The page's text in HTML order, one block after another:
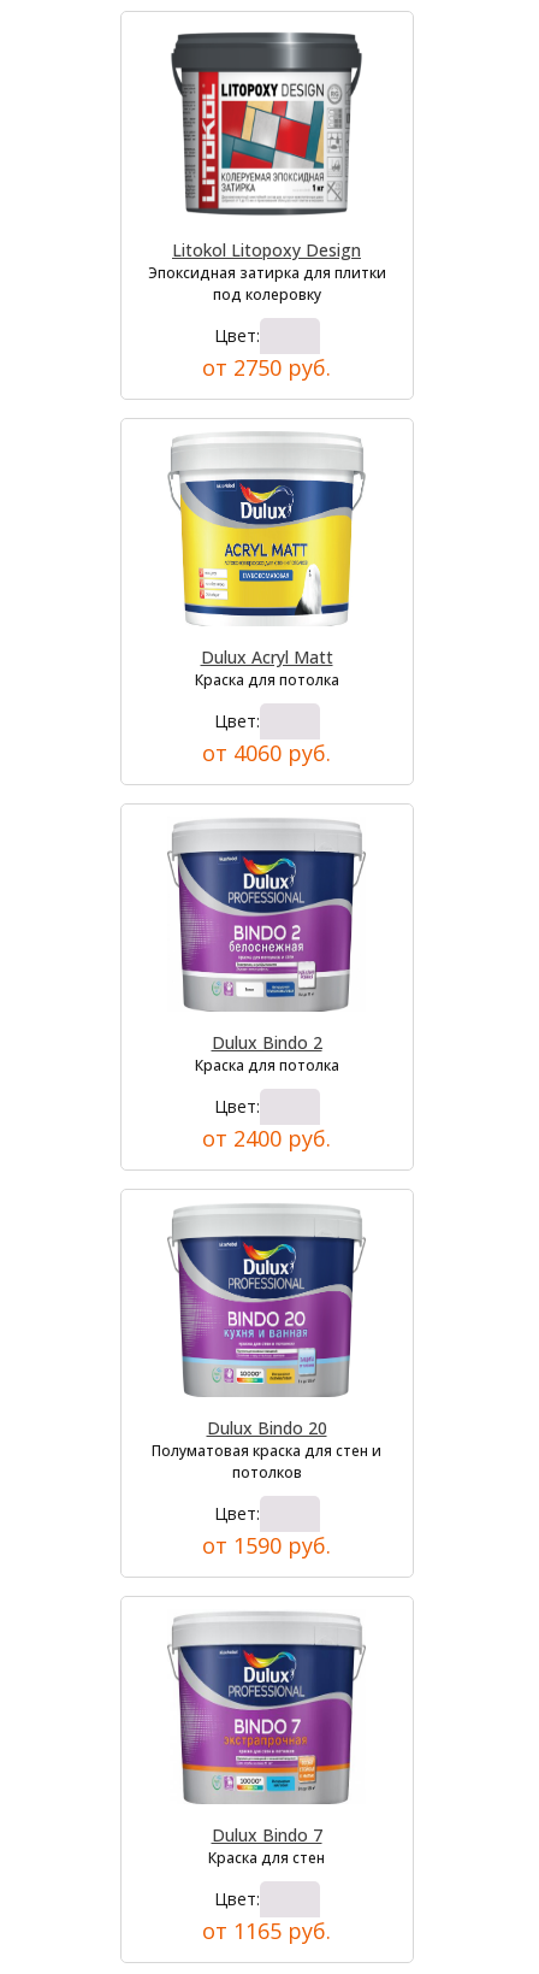
Litokol Litopoxy Design
Эпоксидная затирка для плитки
под колеровку
Цвет:
от 2750 руб.
Dulux Acryl Matt
Краска для потолка
Цвет:
от 4060 руб.
Dulux Bindo 2
Краска для потолка
Цвет:
от 2400 руб.
Dulux Bindo 20
Полуматовая краска для стен и
потолков
Цвет:
от 1590 руб.
Dulux Bindo 7
Краска для стен
Цвет:
от 1165 руб.